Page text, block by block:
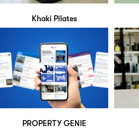
Khaki Pilates
PROPERTY GENIE